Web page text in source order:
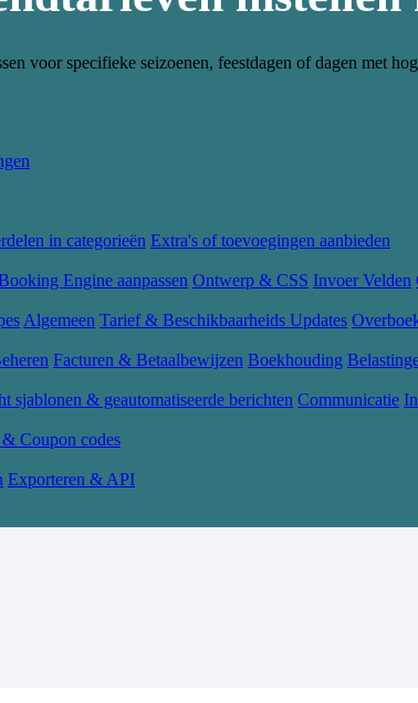
voor specifieke seizoenen, feestdagen of dagen met
in categorieën Extra's of toevoegingen aanbieden
Engine aanpassen Ontwerp & CSS Invoer Velden
Algemeen Tarief & Beschikbaarheids Updates
Facturen & Betaalbewijzen Boekhouding
sjablonen & geautomatiseerde berichten Communicatie
Coupon codes
Exporteren & API